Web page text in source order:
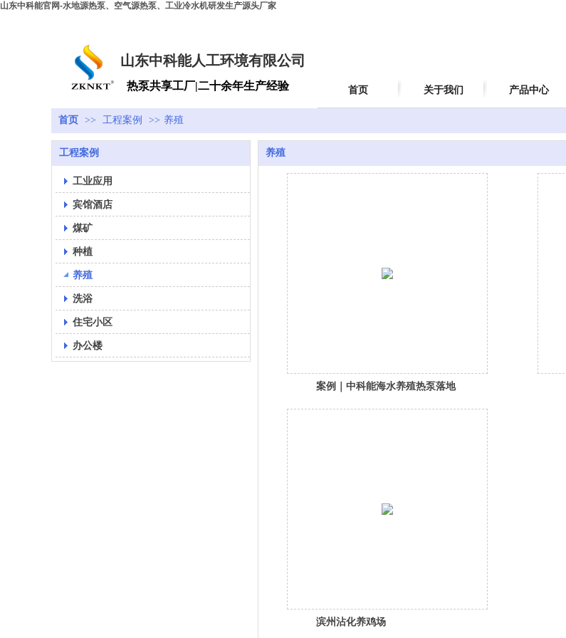
山东中科能官网-水地源热泵、空气源热泵、工业冷水机研发生产源头厂家
山东中科能人工环境有限公司
热泵共享工厂|二十余年生产经验 首页 关于我们 产品中心
首页 >> 工程案例 >> 养殖
工程案例
工业应用
宾馆酒店
煤矿
种植
养殖
洗浴
住宅小区
办公楼
养殖
案例｜中科能海水养殖热泵落地
滨州沾化养鸡场